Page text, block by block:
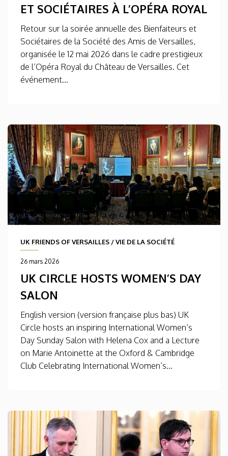
ET SOCIÉTAIRES À L’OPÉRA ROYAL
Retour sur la soirée annuelle des Bienfaiteurs et
Sociétaires de la Société des Amis de Versailles,
organisée le 12 mai 2026 dans le cadre prestigieux
de l’Opéra Royal du Château de Versailles. Cet
événement...
UK FRIENDS OF VERSAILLES /VIE DE LA SOCIÉTÉ
26 mars 2026
UK CIRCLE HOSTS WOMEN’S DAY
SALON
English version (version française plus bas) UK
Circle hosts an inspiring International Women’s
Day Sunday Salon with Helena Cox and a Lecture
on Marie Antoinette at the Oxford & Cambridge
Club Celebrating International Women’s...